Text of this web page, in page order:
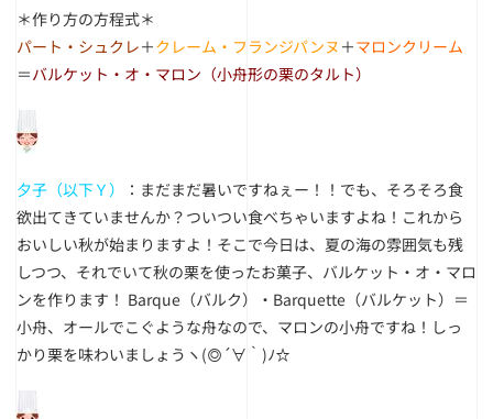
＊作り方の方程式＊
パート・シュクレ＋クレーム・フランジパンヌ ＋マロンクリーム
＝バルケット・オ・マロン（小舟形の栗のタルト）
夕子（以下Ｙ）
：まだまだ暑いですねぇー！！でも、そろそろ食
欲出てきていませんか？ついつい食べちゃいますよね！これから
おいしい秋が始まりますよ！そこで今日は、夏の海の雰囲気も残
しつつ、それでいて秋の栗を使ったお菓子、バルケット・オ・マロ
ンを作ります！ Barque（バルク）・Barquette（バルケット）＝
小舟、オールでこぐような舟なので、マロンの小舟ですね！しっ
かり栗を味わいましょうヽ(◎´∀｀)ﾉ☆